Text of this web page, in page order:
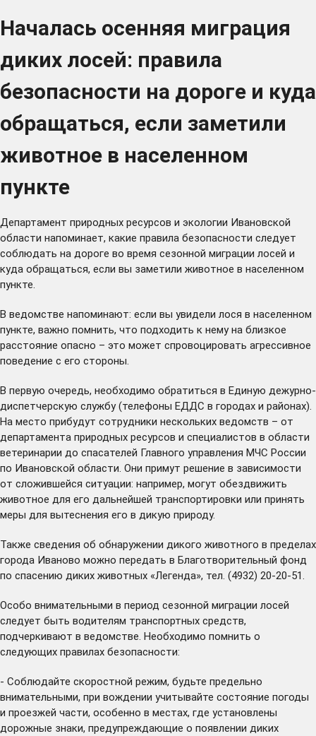
Началась осенняя миграция
диких лосей: правила
безопасности на дороге и куда
обращаться, если заметили
животное в населенном
пункте
Департамент природных ресурсов и экологии Ивановской
области напоминает, какие правила безопасности следует
соблюдать на дороге во время сезонной миграции лосей и
куда обращаться, если вы заметили животное в населенном
пункте.
В ведомстве напоминают: если вы увидели лося в населенном
пункте, важно помнить, что подходить к нему на близкое
расстояние опасно – это может спровоцировать агрессивное
поведение с его стороны.
В первую очередь, необходимо обратиться в Единую дежурно-
диспетчерскую службу (телефоны ЕДДС в городах и районах).
На место прибудут сотрудники нескольких ведомств – от
департамента природных ресурсов и специалистов в области
ветеринарии до спасателей Главного управления МЧС России
по Ивановской области. Они примут решение в зависимости
от сложившейся ситуации: например, могут обездвижить
животное для его дальнейшей транспортировки или принять
меры для вытеснения его в дикую природу.
Также сведения об обнаружении дикого животного в пределах
города Иваново можно передать в Благотворительный фонд
по спасению диких животных «Легенда», тел. (4932) 20-20-51.
Особо внимательными в период сезонной миграции лосей
следует быть водителям транспортных средств,
подчеркивают в ведомстве. Необходимо помнить о
следующих правилах безопасности:
- Соблюдайте скоростной режим, будьте предельно
внимательными, при вождении учитывайте состояние погоды
и проезжей части, особенно в местах, где установлены
дорожные знаки, предупреждающие о появлении диких